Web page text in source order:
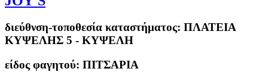
διεύθνση-τοποθεσία καταστήματος: ΠΛΑΤΕΙΑ
ΚΥΨΕΛΗΣ 5 - ΚΥΨΕΛΗ
είδος φαγητού: ΠΙΤΣΑΡΙΑ